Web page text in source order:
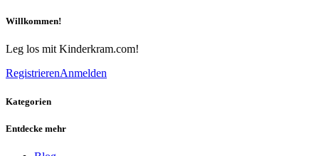
Willkommen!
Leg los mit Kinderkram.com!
RegistrierenAnmelden
Kategorien
Entdecke mehr